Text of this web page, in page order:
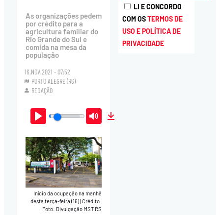
As organizações pedem
por crédito para a
agricultura familiar do
Rio Grande do Sul e
comida na mesa da
população
16.NOV.2021 - 07:52
PORTO ALEGRE (RS)
REDAÇÃO
Play Mute
Início da ocupação na manhã
desta terça-feira (16) Crédito:
Foto: Divulgação MST RS
LI E CONCORDO
COM OSTERMOS DE
USO E POLÍTICA DE
PRIVACIDADE